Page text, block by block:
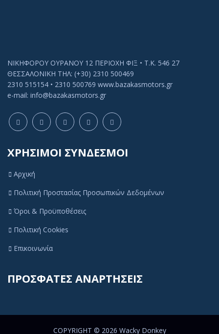
Πολιτική Cookies
παρόμοιες τεχνολογίες, για να βελτιώσει την
εξατομικευμένες προτάσεις. Για να συνεχίσετε να
ΝΙΚΗΦΟΡΟΥ ΟΥΡΑΝΟΥ 12 ΠΕΡΙΟΧΗ ΦΙΞ • Τ.Κ. 546 27
ΘΕΣΣΑΛΟΝΙΚΗ ΤΗΛ: (+30) 2310 500469
2310 515154 • 2310 500769 www.bazakasmotors.gr
e-mail: info@bazakasmotors.gr
ΧΡΗΣΙΜΟΙ ΣΥΝΔΕΣΜΟΙ
Αρχική
Πολιτική Προστασίας Προσωπικών Δεδομένων
Όροι & Προϋποθέσεις
Πολιτική Cookies
Επικοινωνία
ΠΡΟΣΦΑΤΕΣ ΑΝΑΡΤΗΣΕΙΣ
COPYRIGHT © 2026 Wacky Donkey